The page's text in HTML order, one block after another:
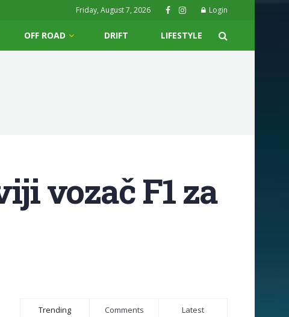
Friday, August 7, 2026 Login
OFF ROAD DRIFT LIFESTYLE
vozač F1 za
Trending Comments Latest